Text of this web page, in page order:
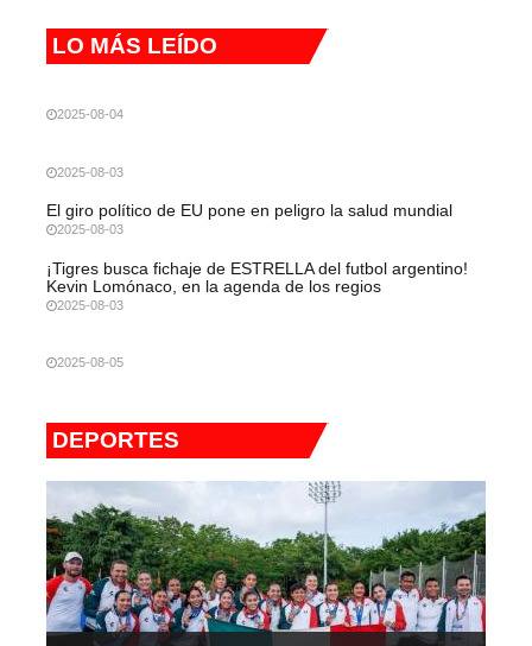
LO MÁS LEÍDO
2025-08-04
2025-08-03
El giro político de EU pone en peligro la salud mundial
2025-08-03
¡Tigres busca fichaje de ESTRELLA del futbol argentino!
Kevin Lomónaco, en la agenda de los regios
2025-08-03
2025-08-05
DEPORTES